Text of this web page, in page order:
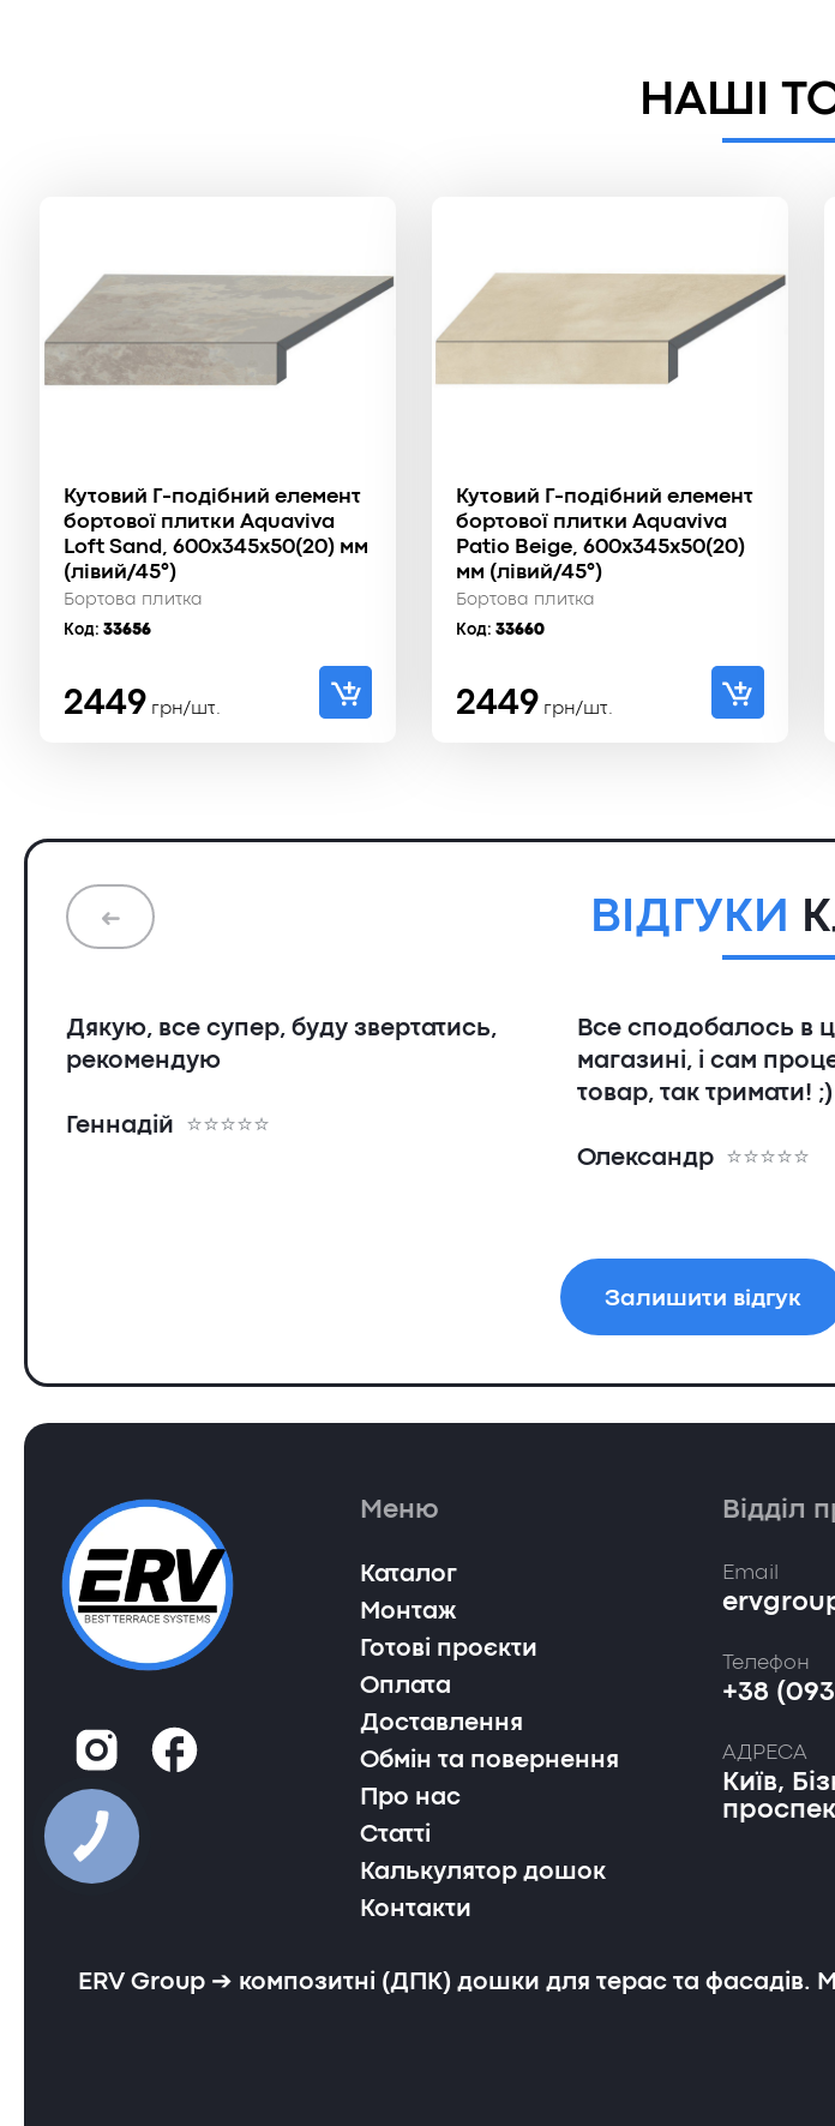
НАШІ
Кутовий Г-подібний елемент
бортової плитки Aquaviva
Loft Sand, 600x345x50(20) мм
(лівий/45°)
Бортова плитка
Код:33656
2449 грн/шт.
Кутовий Г-подібний елемент
бортової плитки Aquaviva
Patio Beige, 600x345x50(20)
мм (лівий/45°)
Бортова плитка
Код:33660
2449 грн/шт.
ВІДГУКИ
Дякую, все супер, буду звертатись,
рекомендую
Геннадій
Все сподобалось в
магазині, і сам
товар, так тримати! ;)
Олександр
➜
Залишити відгук
Меню
Каталог
Монтаж
Готові проєкти
Оплата
Доставлення
Обмін та повернення
Про нас
Статті
Калькулятор дошок
Контакти
Відділ
Email
Телефон
+38
АДРЕСА
Київ,
ERV Group ➔ композитні (ДПК) дошки для терас та фасадів.